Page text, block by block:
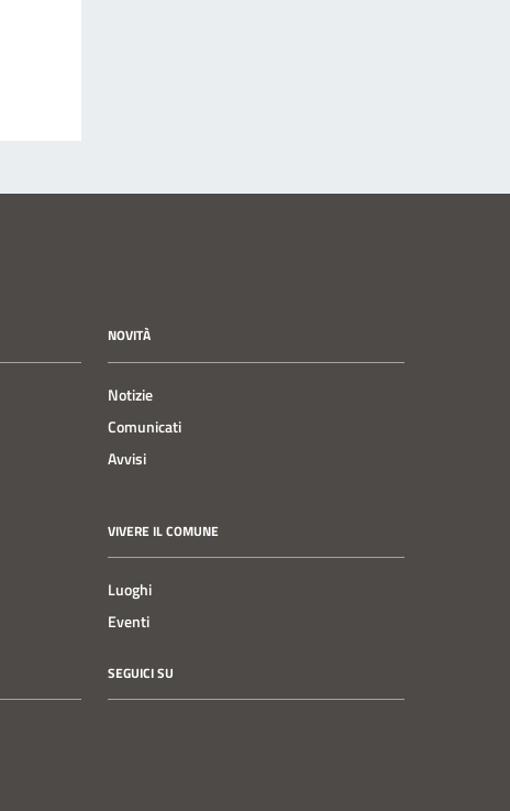
NOVITÀ
Notizie
Comunicati
Avvisi
VIVERE IL COMUNE
Luoghi
Eventi
SEGUICI SU